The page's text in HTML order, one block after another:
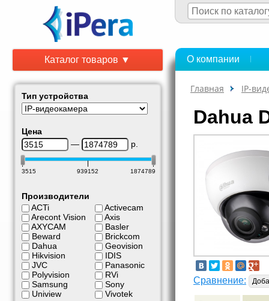
Каталог товаров ▼
Тип устройства
Цена
—
р.
3515 939152 1874789
Производители
ACTi
Arecont Vision
AXYCAM
Beward
Dahua
Hikvision
JVC
Polyvision
Samsung
Uniview
Activecam
Axis
Basler
Brickcom
Geovision
IDIS
Panasonic
RVi
Sony
Vivotek
О компании
Главная IP-
Dahua
Сравнение: